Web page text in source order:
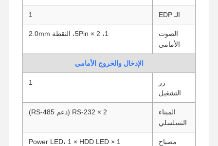
الـ EDP 1
الصوت
الأمامي
1، 2 × 5Pin، النقطة 2.0mm
الإدخال والخروج الأمامي
زر
التشغيل
1
الميناء
التسلسلي
2 × RS-232 (دعم RS-485)
مصباح
1 × Power LED، 1 × HDD LED